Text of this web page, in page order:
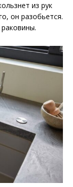
из рук
он разобьется.